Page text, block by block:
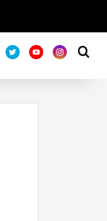
FB TwitterYoutube